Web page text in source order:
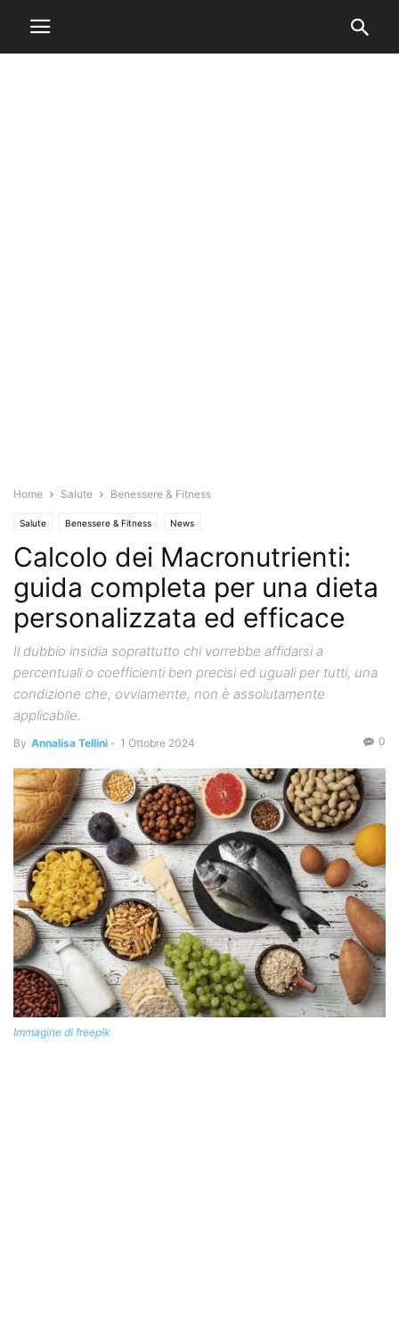
Home Salute Benessere & Fitness
Salute Benessere & Fitness News
Calcolo dei Macronutrienti:
guida completa per una dieta
personalizzata ed efficace
Il dubbio insidia soprattutto chi vorrebbe affidarsi a
percentuali o coefficienti ben precisi ed uguali per tutti, una
condizione che, ovviamente, non è assolutamente
applicabile.
By Annalisa Tellini - 1 Ottobre 2024 0
Immagine di freepik